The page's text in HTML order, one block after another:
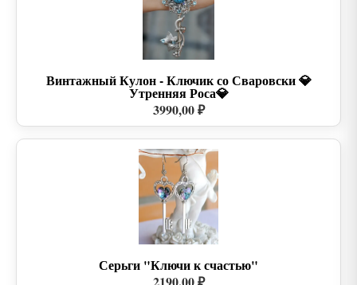
Винтажный Кулон - Ключик со Сваровски 💎
Утренняя Роса💎
3990,00 ₽
Серьги "Ключи к счастью"
2190,00 ₽